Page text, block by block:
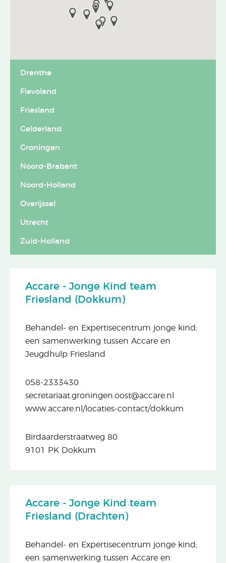
Drenthe
Flevoland
Friesland
Gelderland
Groningen
Noord-Brabant
Noord-Holland
Overijssel
Utrecht
Zuid-Holland
Accare - Jonge Kind team
Friesland (Dokkum)
Behandel- en Expertisecentrum jonge kind;
een samenwerking tussen Accare en
Jeugdhulp Friesland
058-2333430
secretariaat.groningen.oost@accare.nl
www.accare.nl/locaties-contact/dokkum
Birdaarderstraatweg 80
9101 PK Dokkum
Accare - Jonge Kind team
Friesland (Drachten)
Behandel- en Expertisecentrum jonge kind;
een samenwerking tussen Accare en